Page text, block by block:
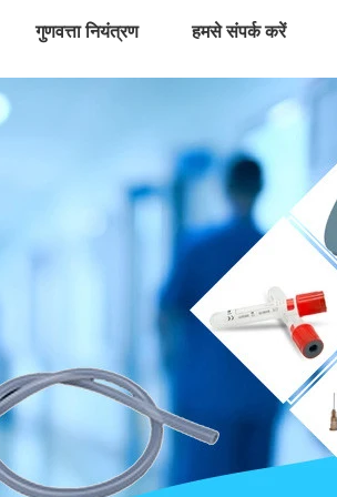
गुणवत्ता नियंत्रण हमसे संपर्क करें